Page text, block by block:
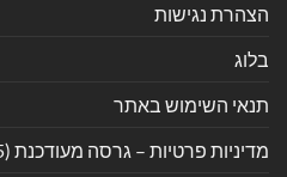
הצהרת נגישות
בלוג
תנאי השימוש באתר
מדיניות פרטיות – גרסה מעודכנת (2025)